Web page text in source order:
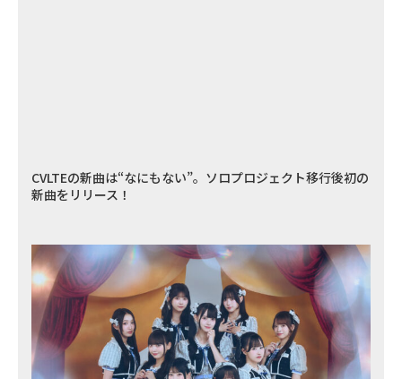
CVLTEの新曲は“なにもない”。ソロプロジェクト移行後初の
新曲をリリース！